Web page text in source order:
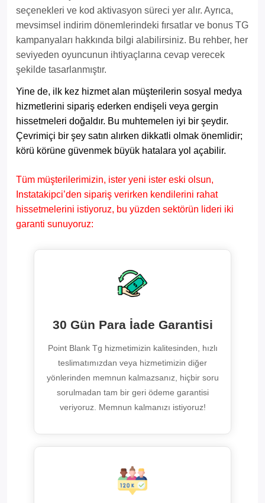
seçenekleri ve kod aktivasyon süreci yer alır. Ayrıca,
mevsimsel indirim dönemlerindeki fırsatlar ve bonus TG
kampanyaları hakkında bilgi alabilirsiniz. Bu rehber, her
seviyeden oyuncunun ihtiyaçlarına cevap verecek
şekilde tasarlanmıştır.
Yine de, ilk kez hizmet alan müşterilerin sosyal medya
hizmetlerini sipariş ederken endişeli veya gergin
hissetmeleri doğaldır. Bu muhtemelen iyi bir şeydir.
Çevrimiçi bir şey satın alırken dikkatli olmak önemlidir;
körü körüne güvenmek büyük hatalara yol açabilir.
Tüm müşterilerimizin, ister yeni ister eski olsun,
Instatakipci’den sipariş verirken kendilerini rahat
hissetmelerini istiyoruz, bu yüzden sektörün lideri iki
garanti sunuyoruz:
30 Gün Para İade Garantisi
Point Blank Tg hizmetimizin kalitesinden, hızlı
teslimatımızdan veya hizmetimizin diğer
yönlerinden memnun kalmazsanız, hiçbir soru
sorulmadan tam bir geri ödeme garantisi
veriyoruz. Memnun kalmanızı istiyoruz!